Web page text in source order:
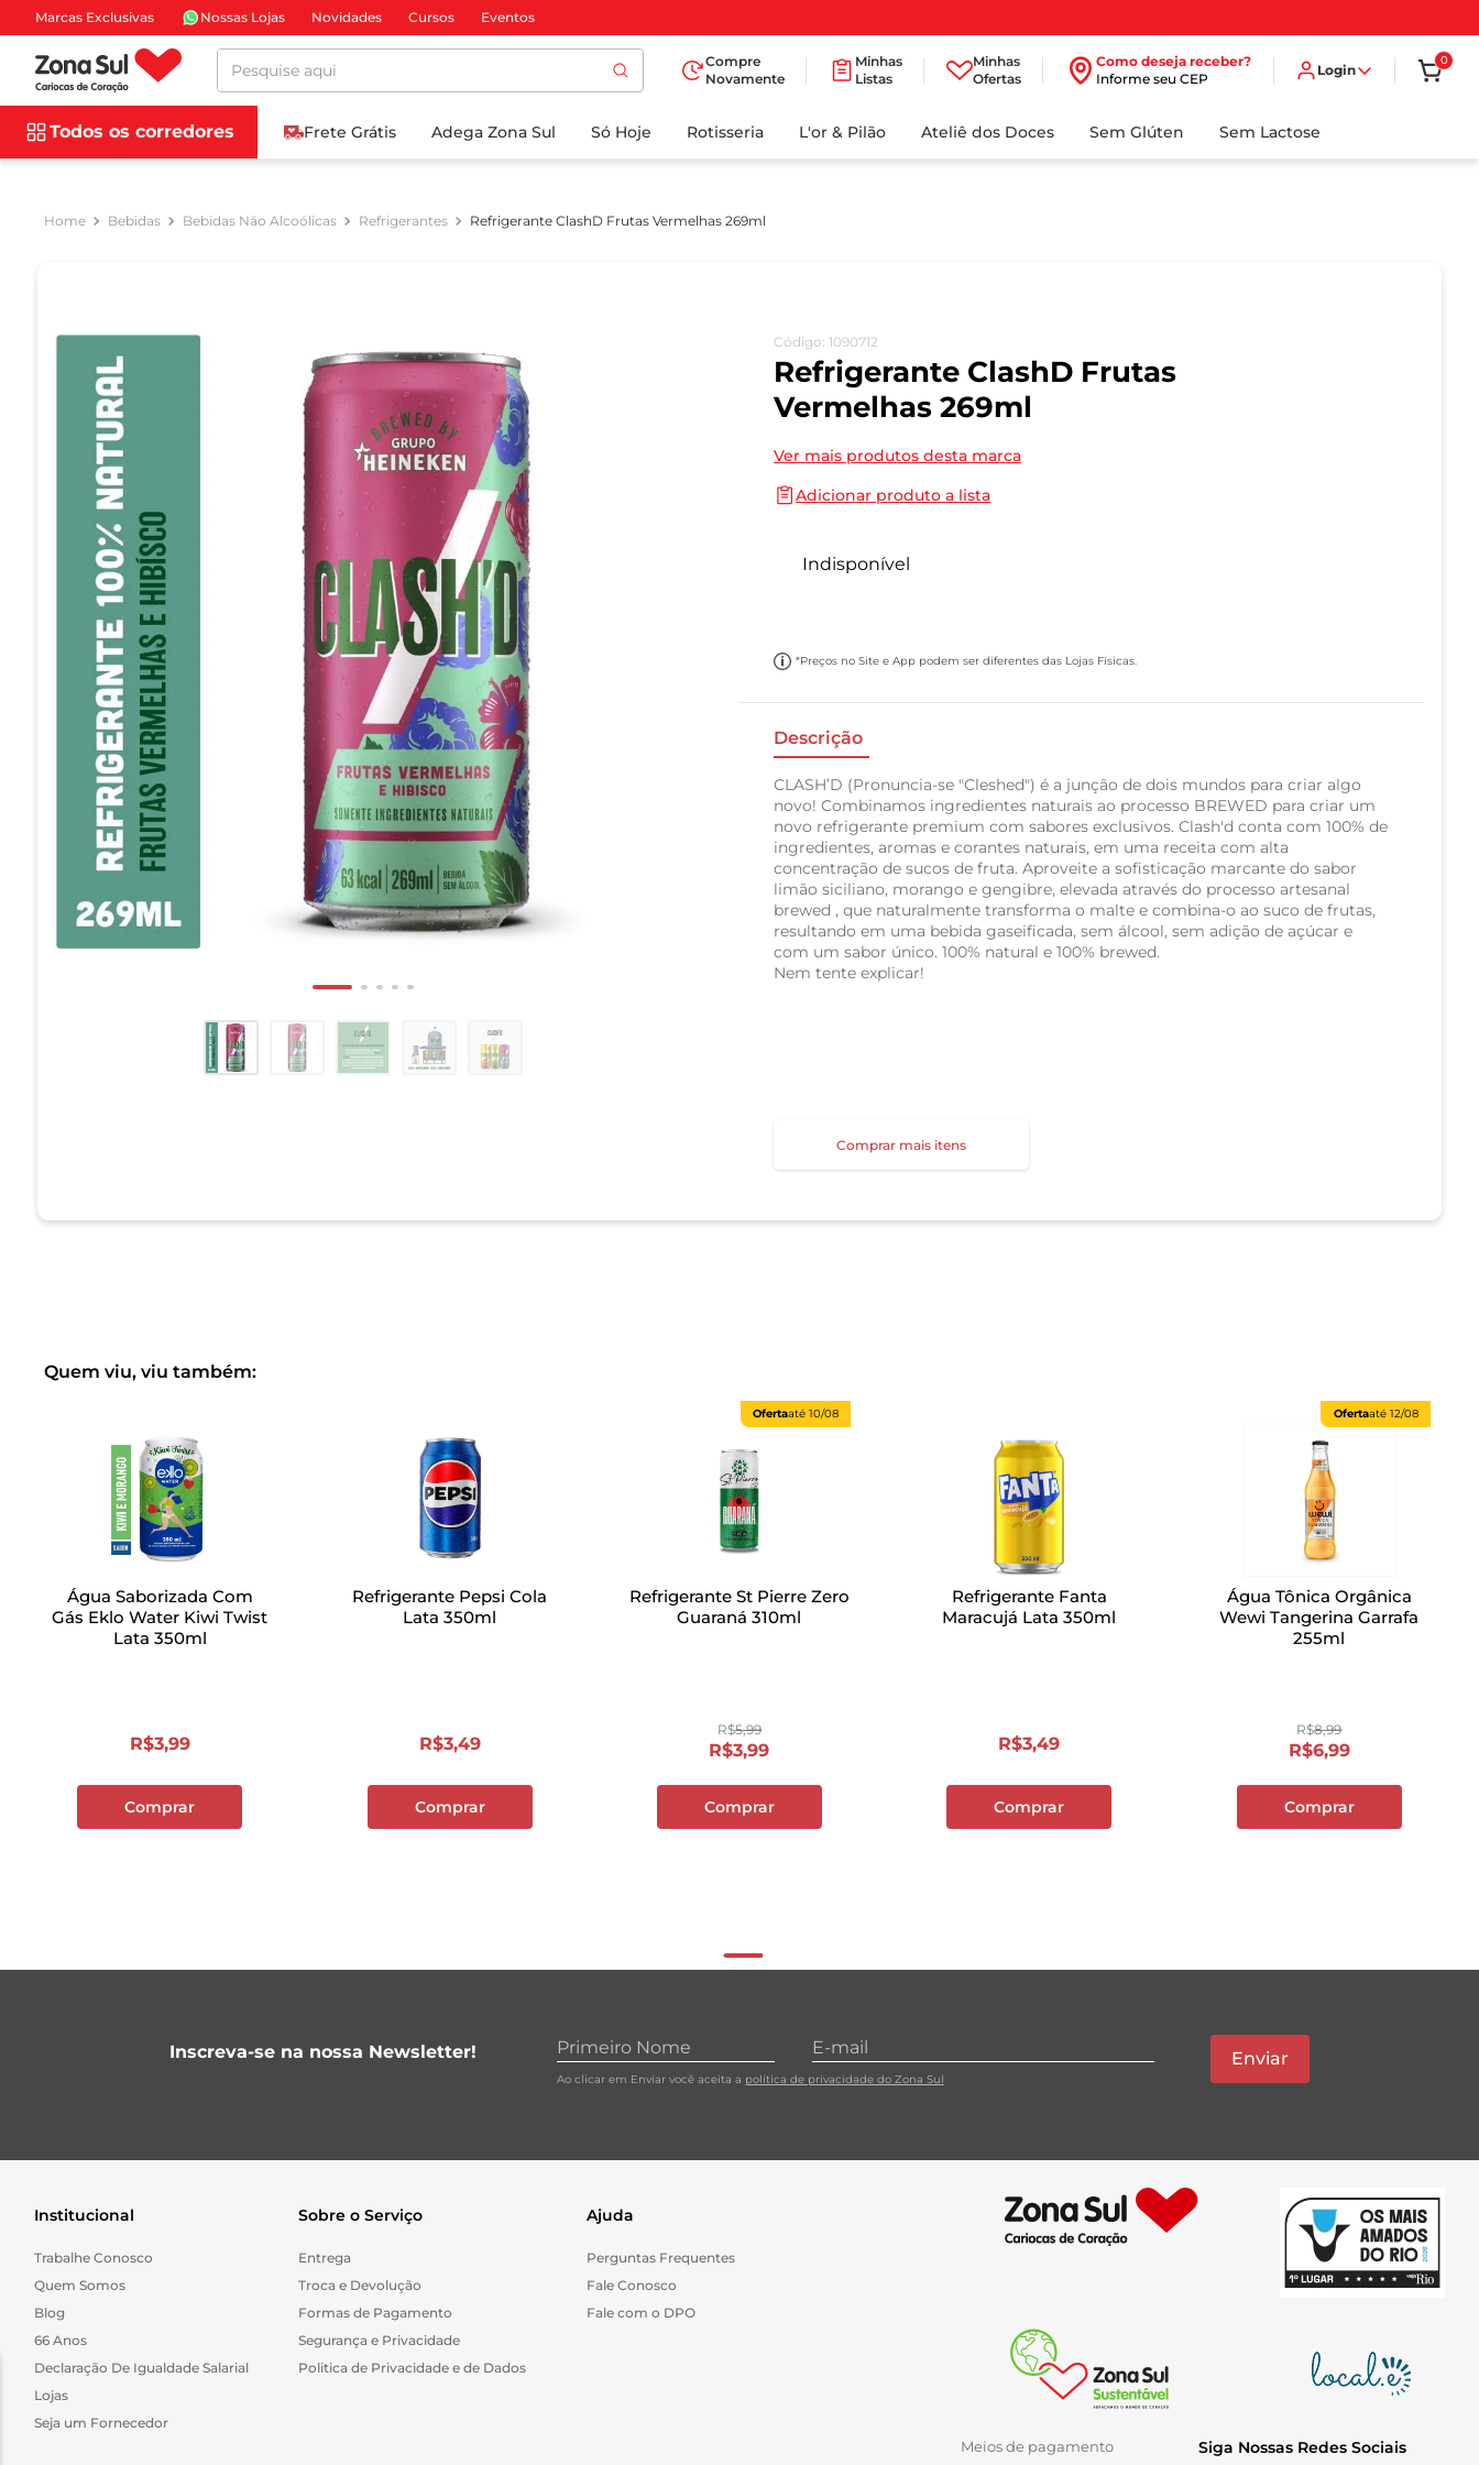
Marcas Exclusivas Nossas Lojas Novidades Cursos Eventos
Pesquise aqui
Compre
Novamente
Minhas
Listas
Minhas
Ofertas
Como deseja receber?
Informe seu CEP
Login
0
Todos os corredores Frete Grátis Adega Zona Sul Só Hoje Rotisseria L'or & Pilão Ateliê dos Doces Sem Glúten Sem Lactose
Bebidas Bebidas Não Alcoólicas Refrigerantes Refrigerante ClashD Frutas Vermelhas 269ml
Código: 1090712
Refrigerante ClashD Frutas
Vermelhas 269ml
Ver mais produtos desta marca
Adicionar produto a lista
Indisponível
*Preços no Site e App podem ser diferentes das Lojas Físicas.
Descrição
CLASH’D (Pronuncia-se "Cleshed") é a junção de dois mundos para criar algo
novo! Combinamos ingredientes naturais ao processo BREWED para criar um
novo refrigerante premium com sabores exclusivos. Clash'd conta com 100% de
ingredientes, aromas e corantes naturais, em uma receita com alta
concentração de sucos de fruta. Aproveite a sofisticação marcante do sabor
limão siciliano, morango e gengibre, elevada através do processo artesanal
brewed , que naturalmente transforma o malte e combina-o ao suco de frutas,
resultando em uma bebida gaseificada, sem álcool, sem adição de açúcar e
com um sabor único. 100% natural e 100% brewed.
Nem tente explicar!
Comprar mais itens
Quem viu, viu também:
Água Saborizada Com
Gás Eklo Water Kiwi Twist
Lata 350ml
R$3,99
Comprar
Refrigerante Pepsi Cola
Lata 350ml
R$3,49
Comprar
Ofertaaté10/08
Refrigerante St Pierre Zero
Guaraná 310ml
R$5,99
R$3,99
Comprar
Refrigerante Fanta
Maracujá Lata 350ml
R$3,49
Comprar
Ofertaaté 12/08
Água Tônica Orgânica
Wewi Tangerina Garrafa
255ml
R$8,99
R$6,99
Comprar
Inscreva-se na nossa Newsletter!
Ao clicar em Enviar você aceita a política de privacidade do Zona Sul
Enviar
Institucional
Trabalhe Conosco
Quem Somos
Blog
66 Anos
Declaração De Igualdade Salarial
Lojas
Seja um Fornecedor
Sobre o Serviço
Entrega
Troca e Devolução
Formas de Pagamento
Segurança e Privacidade
Politica de Privacidade e de Dados
Ajuda
Perguntas Frequentes
Fale Conosco
Fale com o DPO
Meios de pagamento Siga Nossas Redes Sociais
BUSCADOS